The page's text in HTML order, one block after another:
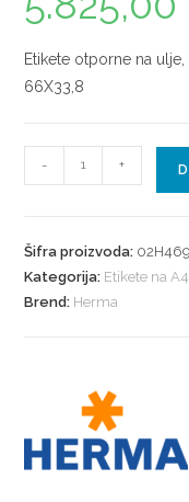
Etikete otporne na
66X33,8
- +
Šifra proizvoda:
Kategorija: Etikete na
Brend: Herma